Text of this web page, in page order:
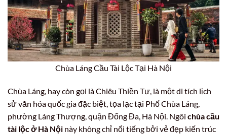
Chùa Láng Cầu Tài Lộc Tại Hà Nội
Chùa Láng, hay còn gọi là Chiêu Thiền Tự, là một di tích lịch
sử văn hóa quốc gia đặc biệt, tọa lạc tại Phố Chùa Láng,
phường Láng Thượng, quận Đống Đa, Hà Nội. Ngôi chùa cầu
tài lộc ở Hà Nội này không chỉ nổi tiếng bởi vẻ đẹp kiến trúc